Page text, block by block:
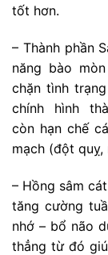
tốt hơn.
– Thành phần
năng bào
chặn tình
chính hình
còn hạn chế
mạch (đột
– Hồng sâm
tăng cường
nhớ – bổ não
thẳng từ đó